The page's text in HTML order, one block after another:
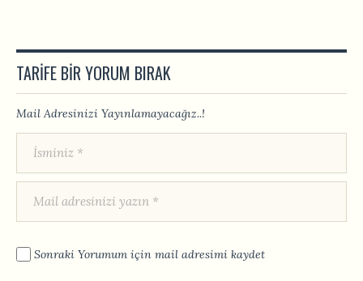
TARIFE BIR YORUM BIRAK
Mail Adresinizi Yayınlamayacağız..!
Sonraki Yorumum için mail adresimi kaydet